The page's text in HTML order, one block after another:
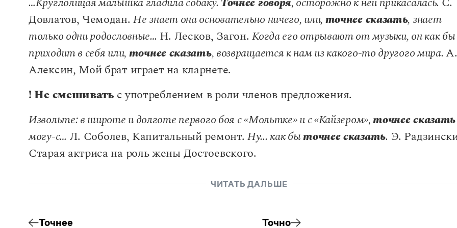
…Круглолицая малышка гладила собаку. Точнее говоря, осторожно к ней прикасалась. С.
Довлатов, Чемодан.Не знает она основательно ничего, или, точнее сказать, знает
только одни родословные… Н. Лесков, Загон.Когда его отрывают от музыки, он как бы
приходит в себя или, точнее сказать, возвращается к нам из какого-то другого мира.А.
Алексин, Мой брат играет на кларнете.
! Не смешиватьс употреблением в роли членов предложения.
Извольте: в широте и долготе первого боя с «Мольтке» и с «Кайзером»,точнее сказать
могу-с… Л. Соболев, Капитальный ремонт.Ну... как быточнее сказать. Э.
Старая актриса на роль жены Достоевского.
ЧИТАТЬ ДАЛЬШЕ
Точнее Точно